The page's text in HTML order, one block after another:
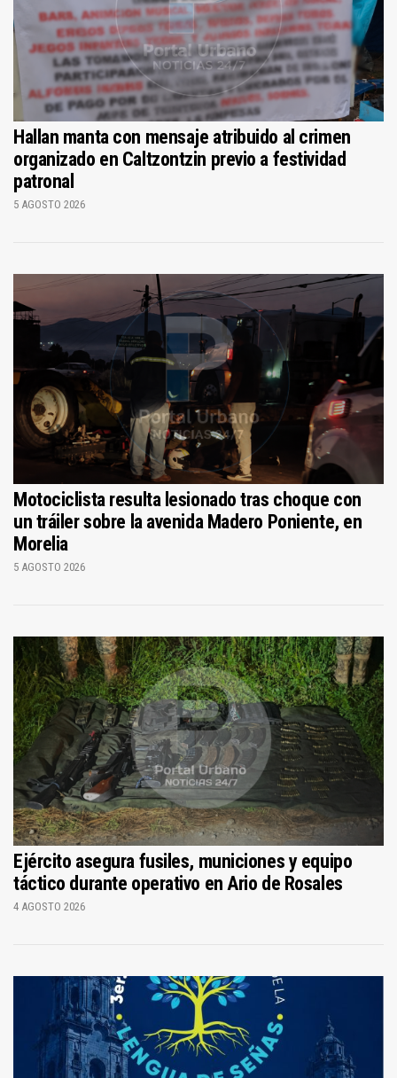
Hallan manta con mensaje atribuido al crimen
organizado en Caltzontzin previo a festividad
patronal
5 AGOSTO 2026
Motociclista resulta lesionado tras choque con
un tráiler sobre la avenida Madero Poniente, en
Morelia
5 AGOSTO 2026
Ejército asegura fusiles, municiones y equipo
táctico durante operativo en Ario de Rosales
4 AGOSTO 2026